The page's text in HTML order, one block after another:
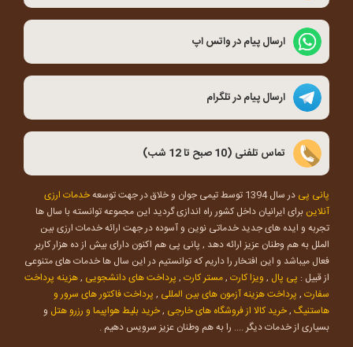
ارسال پیام در واتس اپ
ارسال پیام در تلگرام
تماس تلفنی (10 صبح تا 12 شب)
پانی پی در سال 1394 توسط تیمی جوان و خلاق در جهت توسعه
خدمات ارزی
آنلاین برای ایرانیان داخل کشور راه اندازی گردید این مجموعه توانسته با سال ها
تجربه و ایده های جدید خدماتی نوین و آسوده در جهت ارائه خدمات ارزی بین
الملل به هم وطنان عزیز ارائه دهد , پانی پی هم اکنون دارای بیش از ده هزار کاربر
فعال میباشد و این افتخار را داریم که توانستیم در این سال ها خدمات های متنوعی
از قبیل : پی پال , ویزا کارت ,مستر کارت , پرداخت های دانشجویی ,هزینه پرداخت
سفارت , پرداخت هزینه آزمون های بین المللی , پرداخت فاکتور های سرور و
هاستنیگ ,خرید کالا از فروشگاه های خارجی ,خرید بلیط هواپیما و رزرو هتل و
بسیاری از خدمات دیگر .... را به هم وطنان عزیز سرویس دهیم .